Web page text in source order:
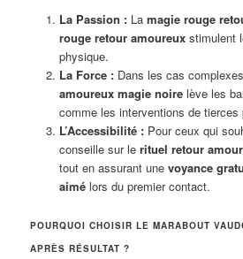
La Passion :La magie rouge
rouge retour amoureuxstimulent
physique.
La Force :Dans les cas
amoureux magie noirelève les
comme les interventions de tierces
L’Accessibilité :Pour ceux qui
conseille sur le rituel retour
tout en assurant une voyance
aimélors du premier contact.
POURQUOI CHOISIR LE MARABOUT
APRÈS RÉSULTAT ?